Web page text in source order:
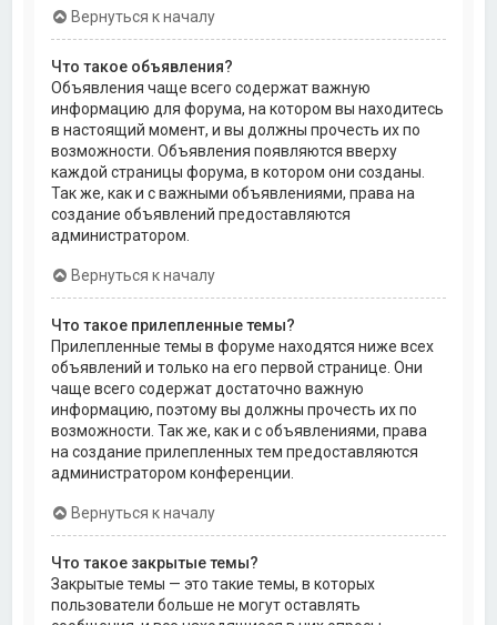
Вернуться к началу
Что такое объявления?
Объявления чаще всего содержат важную
информацию для форума, на котором вы находитесь
в настоящий момент, и вы должны прочесть их по
возможности. Объявления появляются вверху
каждой страницы форума, в котором они созданы.
Так же, как и с важными объявлениями, права на
создание объявлений предоставляются
администратором.
Вернуться к началу
Что такое прилепленные темы?
Прилепленные темы в форуме находятся ниже всех
объявлений и только на его первой странице. Они
чаще всего содержат достаточно важную
информацию, поэтому вы должны прочесть их по
возможности. Так же, как и с объявлениями, права
на создание прилепленных тем предоставляются
администратором конференции.
Вернуться к началу
Что такое закрытые темы?
Закрытые темы — это такие темы, в которых
пользователи больше не могут оставлять